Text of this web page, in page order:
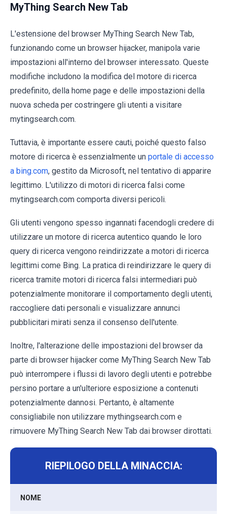
MyThing Search New Tab
L'estensione del browser MyThing Search New Tab,
funzionando come un browser hijacker, manipola varie
impostazioni all'interno del browser interessato. Queste
modifiche includono la modifica del motore di ricerca
predefinito, della home page e delle impostazioni della
nuova scheda per costringere gli utenti a visitare
mytingsearch.com.
Tuttavia, è importante essere cauti, poiché questo falso
motore di ricerca è essenzialmente un portale di accesso
a bing.com, gestito da Microsoft, nel tentativo di apparire
legittimo. L'utilizzo di motori di ricerca falsi come
mytingsearch.com comporta diversi pericoli.
Gli utenti vengono spesso ingannati facendogli credere di
utilizzare un motore di ricerca autentico quando le loro
query di ricerca vengono reindirizzate a motori di ricerca
legittimi come Bing. La pratica di reindirizzare le query di
ricerca tramite motori di ricerca falsi intermediari può
potenzialmente monitorare il comportamento degli utenti,
raccogliere dati personali e visualizzare annunci
pubblicitari mirati senza il consenso dell'utente.
Inoltre, l'alterazione delle impostazioni del browser da
parte di browser hijacker come MyThing Search New Tab
può interrompere i flussi di lavoro degli utenti e potrebbe
persino portare a un'ulteriore esposizione a contenuti
potenzialmente dannosi. Pertanto, è altamente
consigliabile non utilizzare mythingsearch.com e
rimuovere MyThing Search New Tab dai browser dirottati.
RIEPILOGO DELLA MINACCIA:
NOME